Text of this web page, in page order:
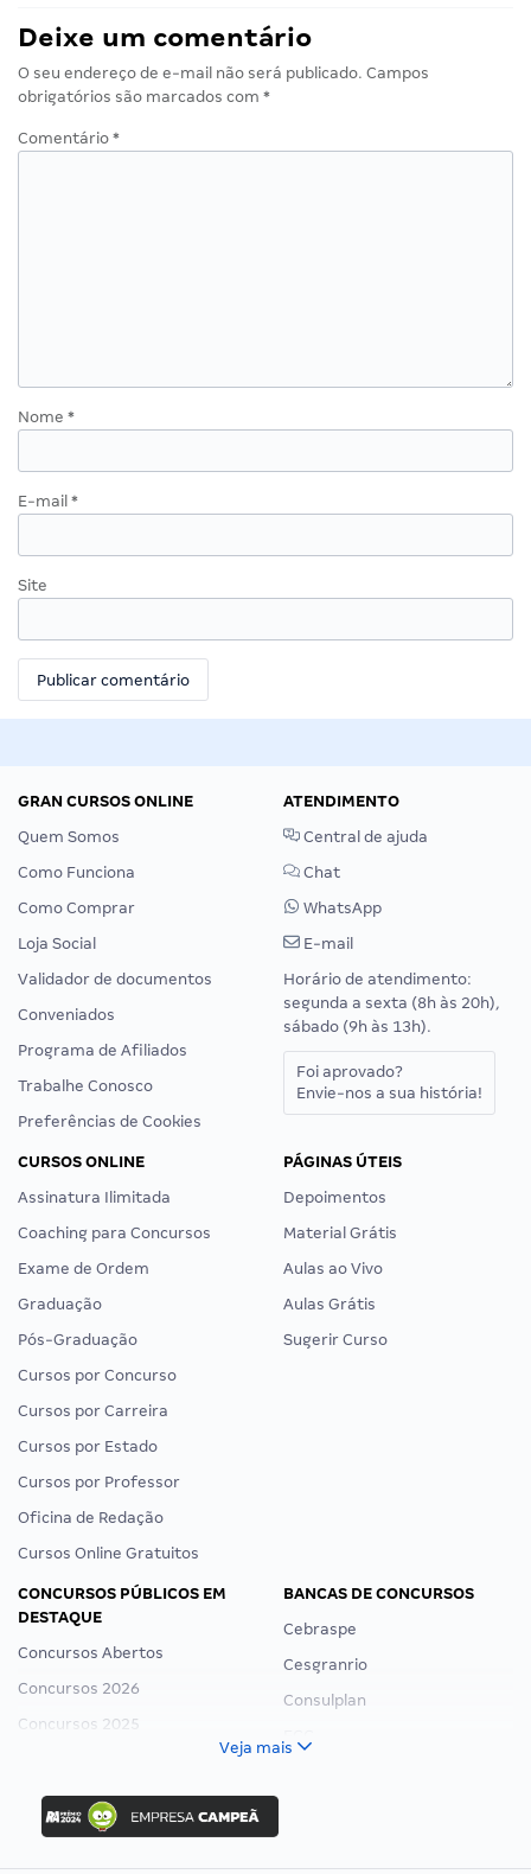
Deixe um comentário
O seu endereço de e-mail não será publicado. Campos
obrigatórios são marcados com *
Comentário *
Nome *
E-mail *
Site
GRAN CURSOS ONLINE
Quem Somos
Como Funciona
Como Comprar
Loja Social
Validador de documentos
Conveniados
Programa de Afiliados
Trabalhe Conosco
Preferências de Cookies
ATENDIMENTO
Central de ajuda
Chat
WhatsApp
E-mail
Horário de atendimento:
segunda a sexta (8h às 20h),
sábado (9h às 13h).
Foi aprovado?
Envie-nos a sua história!
CURSOS ONLINE
Assinatura Ilimitada
Coaching para Concursos
Exame de Ordem
Graduação
Pós-Graduação
Cursos por Concurso
Cursos por Carreira
Cursos por Estado
Cursos por Professor
Oficina de Redação
Cursos Online Gratuitos
PÁGINAS ÚTEIS
Depoimentos
Material Grátis
Aulas ao Vivo
Aulas Grátis
Sugerir Curso
CONCURSOS PÚBLICOS EM
DESTAQUE
Concursos Abertos
Concursos 2026
Concursos 2025
Concurso Nacional Unificado
Concurso Ibama
Concurso MPU
Editais publicados
BANCAS DE CONCURSOS
Cebraspe
Cesgranrio
Consulplan
Veja mais